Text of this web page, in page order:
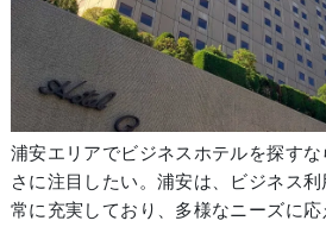
浦安エリアでビジネスホテルを探す
さに注目したい。浦安は、ビジネス
常に充実しており、多様なニーズに